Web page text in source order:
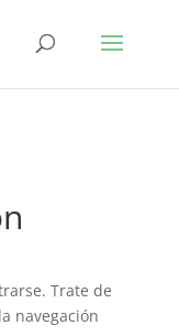
Trate de
navegación